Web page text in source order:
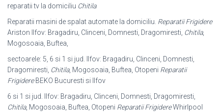
reparatii tv la domiciliu Chitila
Reparatii masini de spalat automate la domiciliu. Reparatii Frigidere
Ariston Ilfov: Bragadiru, Clinceni, Domnesti, Dragomiresti, Chitila,
Mogosoaia, Buftea,
sectoarele: 5, 6 si 1 si jud. Ilfov: Bragadiru, Clinceni, Domnesti,
Dragomiresti, Chitila, Mogosoaia, Buftea, Otopeni Reparatii
FrigidereBEKO Bucuresti si Ilfov
6 si 1 si jud. Ilfov: Bragadiru, Clinceni, Domnesti, Dragomiresti,
Chitila, Mogosoaia, Buftea, Otopeni Reparatii FrigidereWhirlpool